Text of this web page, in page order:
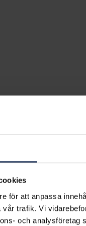
för att anpassa
trafik. Vi
och